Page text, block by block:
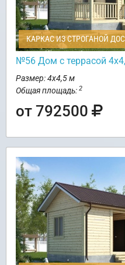
КАРКАС ИЗ СТРОГАНОЙ
№56 Дом с террасой
Размер: 4х4,5 м
Общая площадь: 2
от 792500